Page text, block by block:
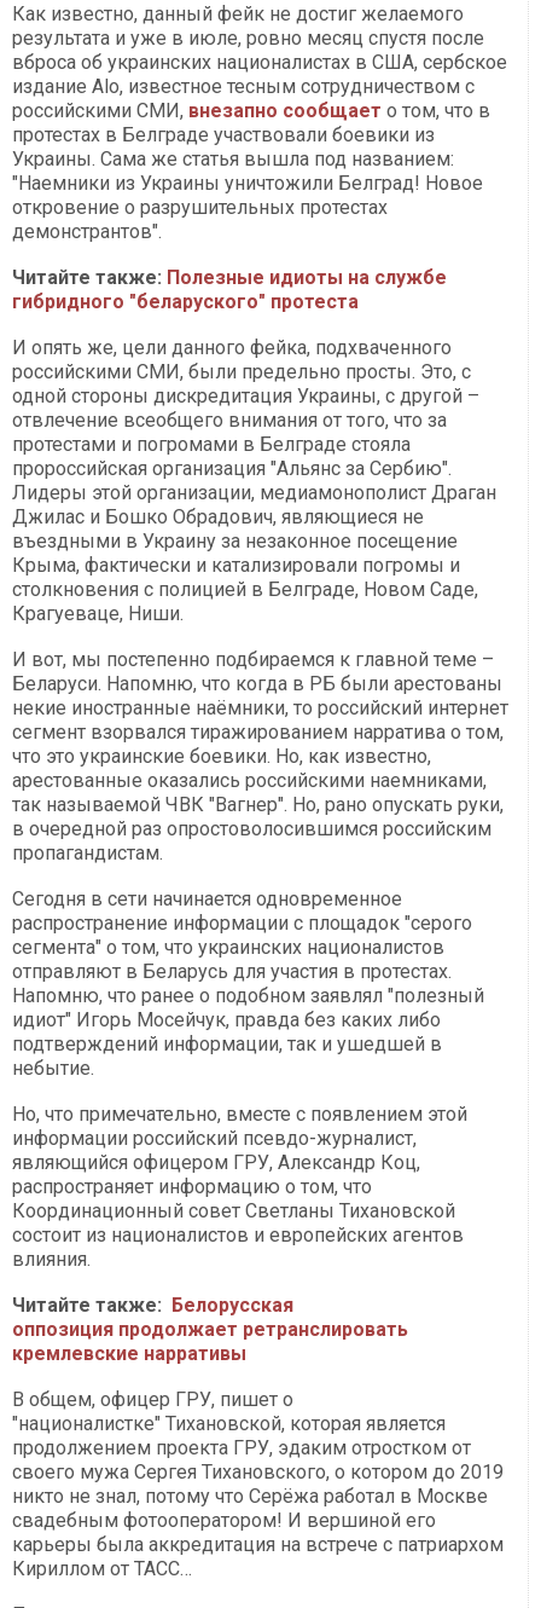
Как известно, данный фейк не достиг желаемого
результата и уже в июле, ровно месяц спустя после
вброса об украинских националистах в США, сербское
издание Alo, известное тесным сотрудничеством с
российскими СМИ, внезапно сообщает о том, что в
протестах в Белграде участвовали боевики из
Украины. Сама же статья вышла под названием:
"Наемники из Украины уничтожили Белград! Новое
откровение о разрушительных протестах
демонстрантов".
Читайте также: Полезные идиоты на службе
гибридного "беларуского" протеста
И опять же, цели данного фейка, подхваченного
российскими СМИ, были предельно просты. Это, с
одной стороны дискредитация Украины, с другой –
отвлечение всеобщего внимания от того, что за
протестами и погромами в Белграде стояла
пророссийская организация "Альянс за Сербию".
Лидеры этой организации, медиамонополист Драган
Джилас и Бошко Обрадович, являющиеся не
въездными в Украину за незаконное посещение
Крыма, фактически и катализировали погромы и
столкновения с полицией в Белграде, Новом Саде,
Крагуеваце, Ниши.
И вот, мы постепенно подбираемся к главной теме –
Беларуси. Напомню, что когда в РБ были арестованы
некие иностранные наёмники, то российский интернет
сегмент взорвался тиражированием нарратива о том,
что это украинские боевики. Но, как известно,
арестованные оказались российскими наемниками,
так называемой ЧВК "Вагнер". Но, рано опускать руки,
в очередной раз опростоволосившимся российским
пропагандистам.
Сегодня в сети начинается одновременное
распространение информации с площадок "серого
сегмента" о том, что украинских националистов
отправляют в Беларусь для участия в протестах.
Напомню, что ранее о подобном заявлял "полезный
идиот" Игорь Мосейчук, правда без каких либо
подтверждений информации, так и ушедшей в
небытие.
Но, что примечательно, вместе с появлением этой
информации российский псевдо-журналист,
являющийся офицером ГРУ, Александр Коц,
распространяет информацию о том, что
Координационный совет Светланы Тихановской
состоит из националистов и европейских агентов
влияния.
Читайте также: Белорусская
оппозиция продолжает ретранслировать
кремлевские нарративы
В общем, офицер ГРУ, пишет о
"националистке" Тихановской, которая является
продолжением проекта ГРУ, эдаким отростком от
своего мужа Сергея Тихановского, о котором до 2019
никто не знал, потому что Серёжа работал в Москве
свадебным фотооператором! И вершиной его
карьеры была аккредитация на встрече с патриархом
Кириллом от ТАСС…